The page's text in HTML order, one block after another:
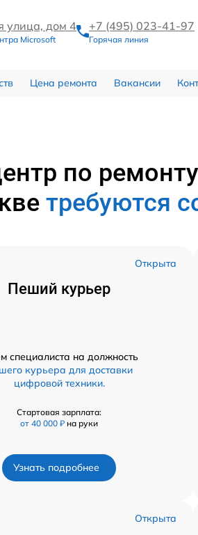
улица, дом 4
Microsoft
+7 (495) 023-41-97
Горячая линия
Цена ремонта Вакансии
по
требуются
Открыта
Пеший курьер
специалиста на должность
курьера для доставки
цифровой техники.
Стартовая зарплата:
от 40 000 ₽ на руки
Узнать подробнее
Открыта